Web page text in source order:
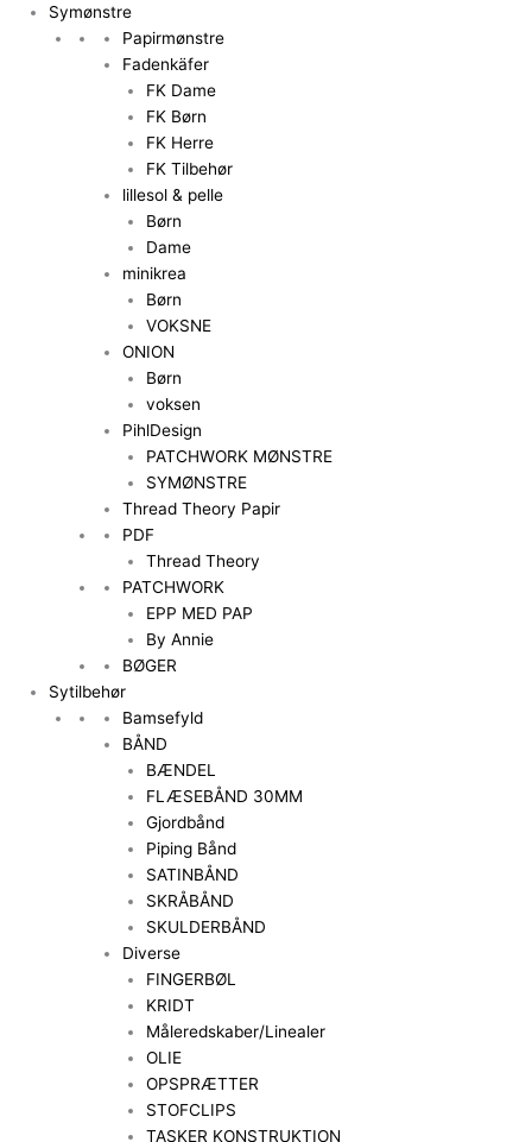
Symønstre
Papirmønstre
Fadenkäfer
FK Dame
FK Børn
FK Herre
FK Tilbehør
lillesol & pelle
Børn
Dame
minikrea
Børn
VOKSNE
ONION
Børn
voksen
PihlDesign
PATCHWORK MØNSTRE
SYMØNSTRE
Thread Theory Papir
PDF
Thread Theory
PATCHWORK
EPP MED PAP
By Annie
BØGER
Sytilbehør
Bamsefyld
BÅND
BÆNDEL
FLÆSEBÅND 30MM
Gjordbånd
Piping Bånd
SATINBÅND
SKRÅBÅND
SKULDERBÅND
Diverse
FINGERBØL
KRIDT
Måleredskaber/Linealer
OLIE
OPSPRÆTTER
STOFCLIPS
TASKER KONSTRUKTION